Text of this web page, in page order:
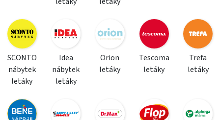
SCONTO
nábytek
letáky
Idea
nábytek
letáky
Orion
letáky
Tescoma
letáky
Trefa
letáky